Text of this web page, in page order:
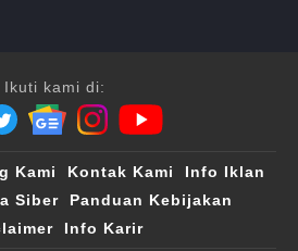
Ikuti kami di:
Kami Kontak Kami
Info Iklan
Siber
Panduan Kebijakan
Info Karir